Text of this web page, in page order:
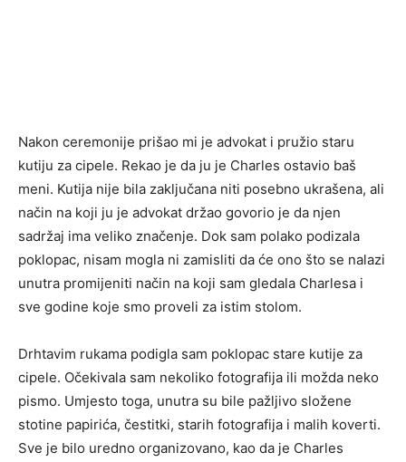
Nakon ceremonije prišao mi je advokat i pružio staru
kutiju za cipele. Rekao je da ju je Charles ostavio baš
meni. Kutija nije bila zaključana niti posebno ukrašena, ali
način na koji ju je advokat držao govorio je da njen
sadržaj ima veliko značenje. Dok sam polako podizala
poklopac, nisam mogla ni zamisliti da će ono što se nalazi
unutra promijeniti način na koji sam gledala Charlesa i
sve godine koje smo proveli za istim stolom.
Drhtavim rukama podigla sam poklopac stare kutije za
cipele. Očekivala sam nekoliko fotografija ili možda neko
pismo. Umjesto toga, unutra su bile pažljivo složene
stotine papirića, čestitki, starih fotografija i malih koverti.
Sve je bilo uredno organizovano, kao da je Charles